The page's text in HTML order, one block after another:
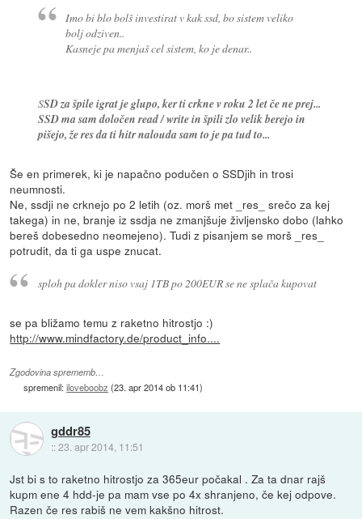
Imo bi blo bolš investirat v kak ssd, bo sistem veliko
bolj odziven..
Kasneje pa menjaš cel sistem, ko je denar..
SSD za špile igrat je glupo, ker ti crkne v roku 2 let če ne prej...
SSD ma sam določen read / write in špili zlo velik berejo in
pišejo, že res da ti hitr nalouda sam to je pa tud to...
Še en primerek, ki je napačno podučen o SSDjih in trosi
neumnosti.
Ne, ssdji ne crknejo po 2 letih (oz. morš met _res_ srečo za kej
takega) in ne, branje iz ssdja ne zmanjšuje življensko dobo (lahko
bereš dobesedno neomejeno). Tudi z pisanjem se morš _res_
potrudit, da ti ga uspe znucat.
sploh pa dokler niso vsaj 1TB po 200EUR se ne splača kupovat
se pa bližamo temu z raketno hitrostjo :)
http://www.mindfactory.de/product_info....
Zgodovina sprememb…
spremenil:iloveboobz (23. apr 2014 ob 11:41)
gddr85
::23. apr 2014, 11:51
Jst bi s to raketno hitrostjo za 365eur počakal . Za ta dnar rajš
kupm ene 4 hdd-je pa mam vse po 4x shranjeno, če kej odpove.
Razen če res rabiš ne vem kakšno hitrost.